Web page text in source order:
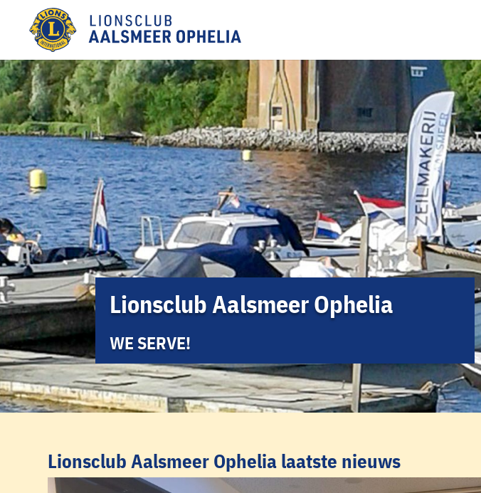
Lionsclub Aalsmeer Ophelia
WE SERVE!
Lionsclub Aalsmeer Ophelia laatste nieuws